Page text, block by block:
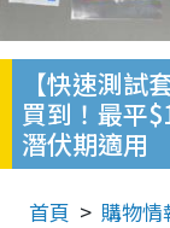
【快速測
買到！最平
潛伏期適用
首頁 購物情